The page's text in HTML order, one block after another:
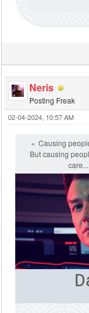
Neris
Posting Freak
02-04-2024, 10:57 AM
Causing
But causing